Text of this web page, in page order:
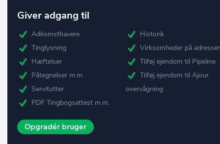
Giver adgang til
Adkomsthavere
Tinglysning
Hæftelser
Påtegnelser m.m.
Servitutter
PDF Tingbogsattest m.m.
Historik
Virksomheder på
Tilføj ejendom til Pipeline
Tilføj ejendom til Ajour
overvågning
Opgradér bruger